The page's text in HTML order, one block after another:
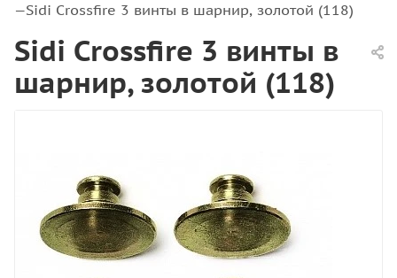
—Sidi Crossfire 3 винты в шарнир, золотой (118)
Sidi Crossfire 3 винты в
шарнир, золотой (118)